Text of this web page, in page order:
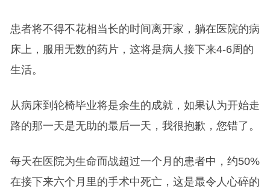
患者将不得不花相当长的时间离开家，躺在医院的病
床上，服用无数的药片，这将是病人接下来4-6周的
生活。
从病床到轮椅毕业将是余生的成就，如果认为开始走
路的那一天是无助的最后一天，我很抱歉，您错了。
每天在医院为生命而战超过一个月的患者中，约50%
在接下来六个月里的手术中死亡，这是最令人心碎的